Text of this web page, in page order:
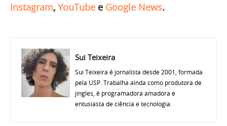
Instagram, YouTube e Google News.
Sui Teixeira
Sui Teixeira é jornalista desde 2001, formada
pela USP. Trabalha ainda como produtora de
jingles, é programadora amadora e
entusiasta de ciência e tecnologia.